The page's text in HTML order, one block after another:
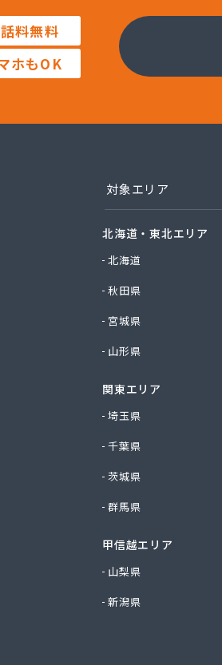
ガス事業部
ト じゃすぽーと真岡SS
県中支店
ト 那須烏山営業所
宇都宮支店
店
料無料
ホもOK
対象エリア
北海道・東北エリア
北海道
秋田県
宮城県
山形県
関東エリア
埼玉県
千葉県
茨城県
群馬県
甲信越エリア
山梨県
新潟県